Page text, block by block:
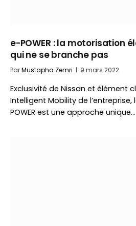
e-POWER : la motorisation
qui ne se branche pas
ParMustapha Zemri 9 mars 2022
Exclusivité de Nissan et élément
Intelligent Mobility de
POWER est une approche unique…